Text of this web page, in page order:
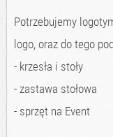
Potrzebujemy
logo, oraz do tego
- krzesła i stoły
- zastawa stołowa
- sprzęt na Event